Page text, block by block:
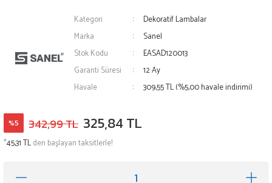
Kategori
Dekoratif Lambalar
Marka
Sanel
Stok Kodu
EASAD120013
Garanti Süresi
12 Ay
Havale
309,55 TL (%5,00 havale indirimi)
%5 342,99 TL 325,84 TL
*45,31 TLden başlayan taksitlerle!